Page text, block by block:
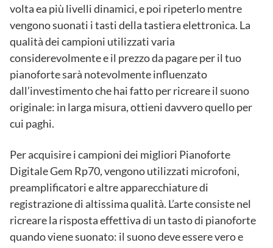
volta ea più livelli dinamici, e poi ripeterlo mentre
vengono suonati i tasti della tastiera elettronica. La
qualità dei campioni utilizzati varia
considerevolmente e il prezzo da pagare per il tuo
pianoforte sarà notevolmente influenzato
dall’investimento che hai fatto per ricreare il suono
originale: in larga misura, ottieni davvero quello per
cui paghi.
Per acquisire i campioni dei migliori Pianoforte
Digitale Gem Rp70, vengono utilizzati microfoni,
preamplificatori e altre apparecchiature di
registrazione di altissima qualità. L’arte consiste nel
ricreare la risposta effettiva di un tasto di pianoforte
quando viene suonato: il suono deve essere vero e